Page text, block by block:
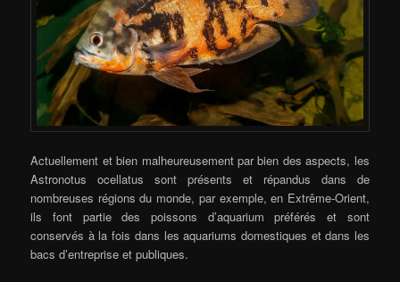
Actuellement et bien malheureusement par bien des aspects, les
Astronotus ocellatus sont présents et répandus dans de
nombreuses régions du monde, par exemple, en Extrême-Orient,
ils font partie des poissons d’aquarium préférés et sont
conservés à la fois dans les aquariums domestiques et dans les
bacs d’entreprise et publiques.